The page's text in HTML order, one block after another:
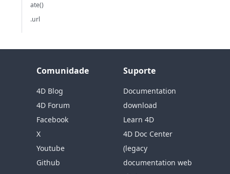
ate()
.url
Comunidade
4D Blog
4D Forum
Facebook
X
Youtube
Github
Suporte
Documentation
download
Learn 4D
4D Doc Center
(legacy
documentation web